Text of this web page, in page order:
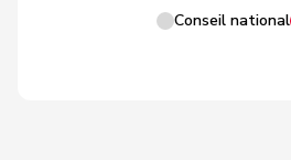
Conseil national